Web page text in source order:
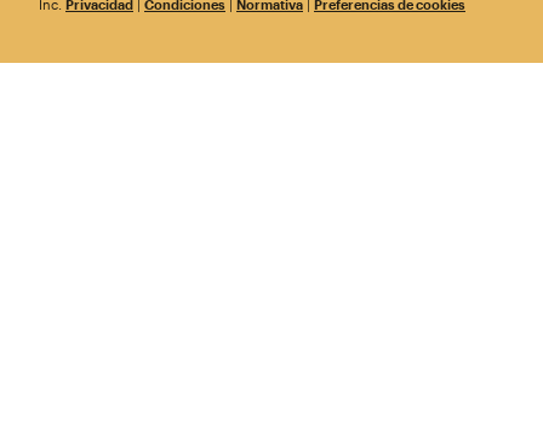
Inc. Privacidad | Condiciones | Normativa | Preferencias de cookies